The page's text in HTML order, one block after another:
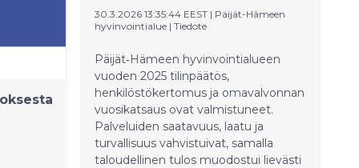
pääsivät kolmen kuukauden
määräajassa kaikki alle 23-vuotiaat
30.3.2026 13:35:44 EEST | Päijät-Hämeen
hyvinvointialue | Tiedote
Päijät‑Hämeen hyvinvointialueen
vuoden 2025 tilinpäätös,
henkilöstökertomus ja omavalvonnan
vuosikatsaus ovat valmistuneet.
Palveluiden saatavuus, laatu ja
turvallisuus vahvistuivat, samalla
taloudellinen tulos muodostui lievästi